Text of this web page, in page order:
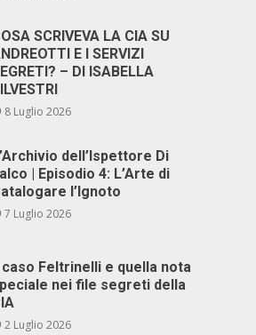
SCRIVEVA LA CIA SU
E I SERVIZI
– DI ISABELLA
8 Luglio 2026
dell’Ispettore Di
| Episodio 4: L’Arte di
l’Ignoto
7 Luglio 2026
caso Feltrinelli e quella nota
nei file segreti della
2 Luglio 2026